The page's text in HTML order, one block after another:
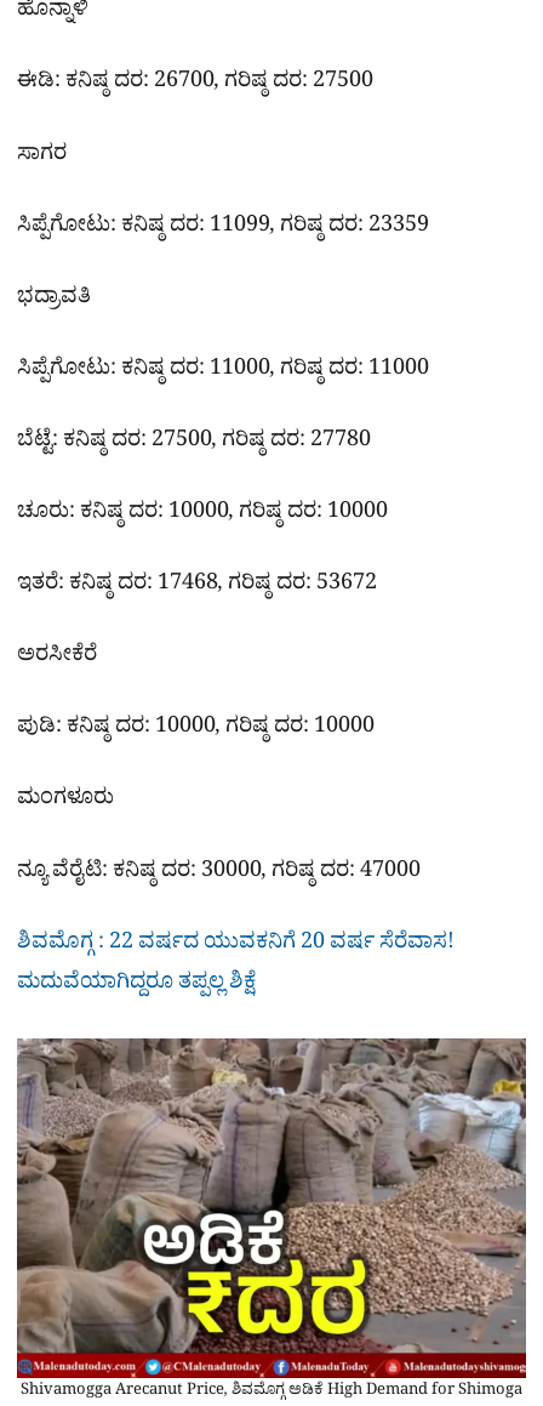
ಹೊನ್ನಾಳಿ
ಈಡಿ: ಕನಿಷ್ಠ ದರ: 26700, ಗರಿಷ್ಠ ದರ: 27500
ಸಾಗರ
ಸಿಪ್ಪೆಗೋಟು: ಕನಿಷ್ಠ ದರ: 11099, ಗರಿಷ್ಠ ದರ: 23359
ಭದ್ರಾವತಿ
ಸಿಪ್ಪೆಗೋಟು: ಕನಿಷ್ಠ ದರ: 11000, ಗರಿಷ್ಠ ದರ: 11000
ಬೆಟ್ಟೆ: ಕನಿಷ್ಠ ದರ: 27500, ಗರಿಷ್ಠ ದರ: 27780
ಚೂರು: ಕನಿಷ್ಠ ದರ: 10000, ಗರಿಷ್ಠ ದರ: 10000
ಇತರೆ: ಕನಿಷ್ಠ ದರ: 17468, ಗರಿಷ್ಠ ದರ: 53672
ಅರಸೀಕೆರೆ
ಪುಡಿ: ಕನಿಷ್ಠ ದರ: 10000, ಗರಿಷ್ಠ ದರ: 10000
ಮಂಗಳೂರು
ನ್ಯೂ ವೆರೈಟಿ: ಕನಿಷ್ಠ ದರ: 30000, ಗರಿಷ್ಠ ದರ: 47000
ಶಿವಮೊಗ್ಗ : 22 ವರ್ಷದ ಯುವಕನಿಗೆ 20 ವರ್ಷ ಸೆರೆವಾಸ!
ಮದುವೆಯಾಗಿದ್ದರೂ ತಪ್ಪಲ್ಲ ಶಿಕ್ಷೆ
Shivamogga Arecanut Price, ಶಿವಮೊಗ್ಗ ಅಡಿಕೆ High Demand for Shimoga